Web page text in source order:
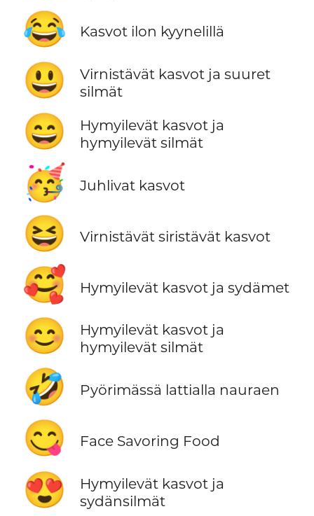
😂 Kasvot ilon kyynelillä
😃
Virnistävät kasvot ja suuret
silmät
😄
Hymyilevät kasvot ja
hymyilevät silmät
🥳 Juhlivat kasvot
😆 Virnistävät siristävät kasvot
🥰 Hymyilevät kasvot ja sydämet
😊
Hymyilevät kasvot ja
hymyilevät silmät
🤣 Pyörimässä lattialla nauraen
😋 Face Savoring Food
😍
Hymyilevät kasvot ja
sydänsilmät